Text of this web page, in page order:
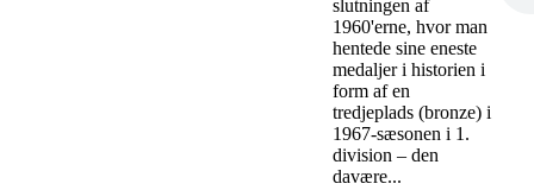
slutningen af
1960'erne, hvor man
hentede sine eneste
medaljer i historien i
form af en
tredjeplads (bronze) i
1967-sæsonen i 1.
division – den
davære...